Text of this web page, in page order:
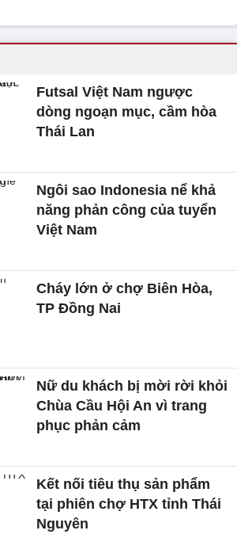
Futsal Việt Nam ngược
dòng ngoạn mục, cầm hòa
Thái Lan
Ngôi sao Indonesia nể khả
năng phản công của tuyển
Việt Nam
Cháy lớn ở chợ Biên Hòa,
TP Đồng Nai
Nữ du khách bị mời rời khỏi
Chùa Cầu Hội An vì trang
phục phản cảm
Kết nối tiêu thụ sản phẩm
tại phiên chợ HTX tỉnh Thái
Nguyên